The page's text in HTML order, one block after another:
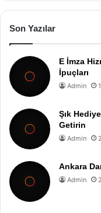
Son Yazılar
E İmza
İpuçları
Admin
Şık
Getirin
Admin
Ankara
Admin